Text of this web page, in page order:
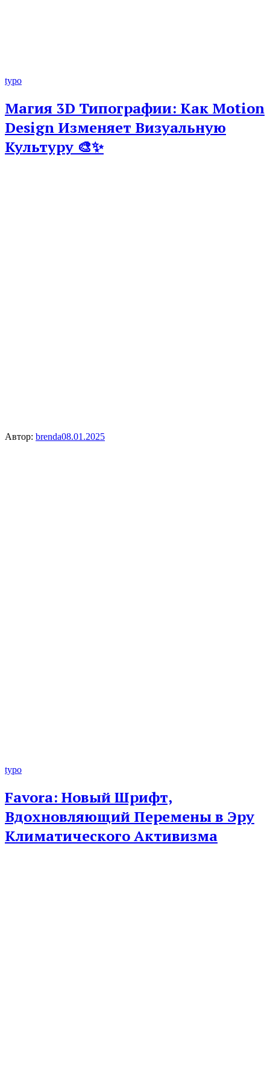
typo
Магия 3D Типографии: Как Motion
Design Изменяет Визуальную
Культуру 🎨✨
Автор: brenda08.01.2025
typo
Favora: Новый Шрифт,
Вдохновляющий Перемены в Эру
Климатического Активизма